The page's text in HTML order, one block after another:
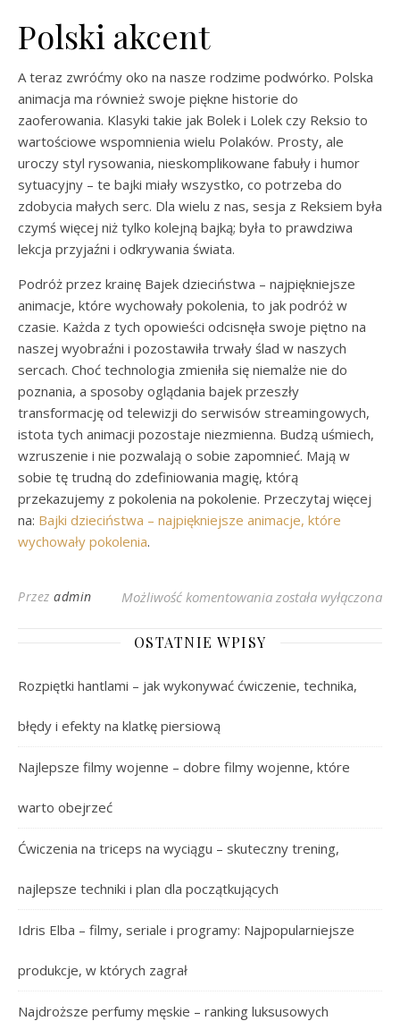
Polski akcent
A teraz zwróćmy oko na nasze rodzime podwórko. Polska
animacja ma również swoje piękne historie do
zaoferowania. Klasyki takie jak Bolek i Lolek czy Reksio to
wartościowe wspomnienia wielu Polaków. Prosty, ale
uroczy styl rysowania, nieskomplikowane fabuły i humor
sytuacyjny – te bajki miały wszystko, co potrzeba do
zdobycia małych serc. Dla wielu z nas, sesja z Reksiem była
czymś więcej niż tylko kolejną bajką; była to prawdziwa
lekcja przyjaźni i odkrywania świata.
Podróż przez krainę Bajek dzieciństwa – najpiękniejsze
animacje, które wychowały pokolenia, to jak podróż w
czasie. Każda z tych opowieści odcisnęła swoje piętno na
naszej wyobraźni i pozostawiła trwały ślad w naszych
sercach. Choć technologia zmieniła się niemalże nie do
poznania, a sposoby oglądania bajek przeszły
transformację od telewizji do serwisów streamingowych,
istota tych animacji pozostaje niezmienna. Budzą uśmiech,
wzruszenie i nie pozwalają o sobie zapomnieć. Mają w
sobie tę trudną do zdefiniowania magię, którą
przekazujemy z pokolenia na pokolenie. Przeczytaj więcej
na: Bajki dzieciństwa – najpiękniejsze animacje, które
wychowały pokolenia.
Przez admin Możliwość komentowania Najpiękniejsze Bajki
została wyłączona
OSTATNIE WPISY
Rozpiętki hantlami – jak wykonywać ćwiczenie, technika,
błędy i efekty na klatkę piersiową
Najlepsze filmy wojenne – dobre filmy wojenne, które
warto obejrzeć
Ćwiczenia na triceps na wyciągu – skuteczny trening,
najlepsze techniki i plan dla początkujących
Idris Elba – filmy, seriale i programy: Najpopularniejsze
produkcje, w których zagrał
Najdroższe perfumy męskie – ranking luksusowych